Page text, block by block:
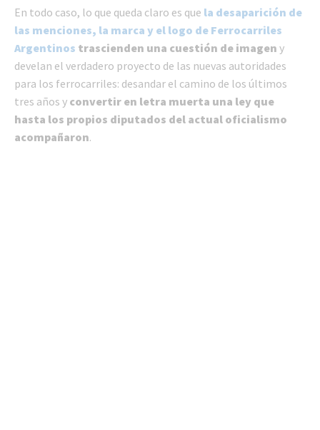
En todo caso, lo que queda claro es que la desaparición de
las menciones, la marca y el logo de Ferrocarriles
Argentinos trascienden una cuestión de imagen y
develan el verdadero proyecto de las nuevas autoridades
para los ferrocarriles: desandar el camino de los últimos
tres años y convertir en letra muerta una ley que
hasta los propios diputados del actual oficialismo
acompañaron.